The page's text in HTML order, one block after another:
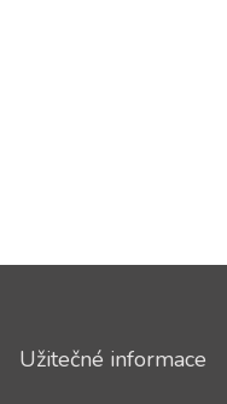
Užitečné informace